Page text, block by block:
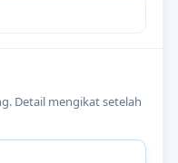
Detail mengikat setelah